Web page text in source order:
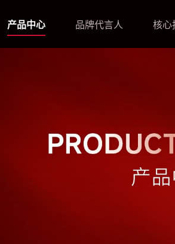
产品中心 品牌代言人 核心